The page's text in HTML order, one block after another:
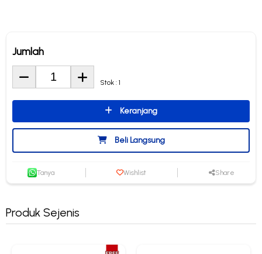
Jumlah
Stok : 1
Keranjang
Beli Langsung
Tanya Wishlist Share
Produk Sejenis